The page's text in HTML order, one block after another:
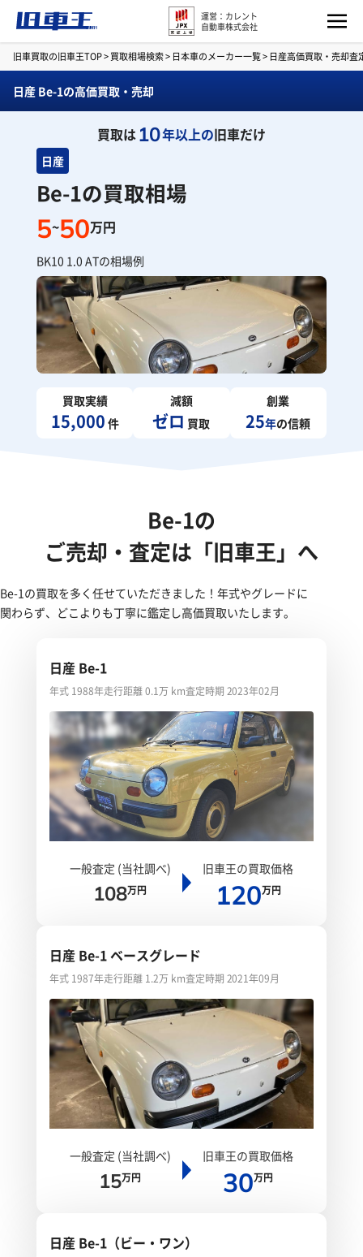
運営：カレント
自動車株式会社
旧車買取の旧車王TOP>買取相場検索> 日本車のメーカー一覧> 日産高価買取・売却査
日産 Be-1の高価買取・売却
買取は10年以上の旧車だけ
日産
Be-1の買取相場
5~50万円
BK10 1.0 ATの相場例
買取実績
15,000 件
減額
ゼロ 買取
創業
25年の信頼
Be-1の
ご売却・査定は「旧車王」へ
Be-1の買取を多く任せていただきました！年式やグレードに
関わらず、どこよりも丁寧に鑑定し高価買取いたします。
日産 Be-1
年式 1988年走行距離 0.1万 km査定時期 2023年02月
一般査定 (当社調べ)
108万円
旧車王の買取価格
120万円
日産 Be-1 ベースグレード
年式 1987年走行距離 1.2万 km査定時期 2021年09月
一般査定 (当社調べ)
15万円
旧車王の買取価格
30万円
日産 Be-1（ビー・ワン）